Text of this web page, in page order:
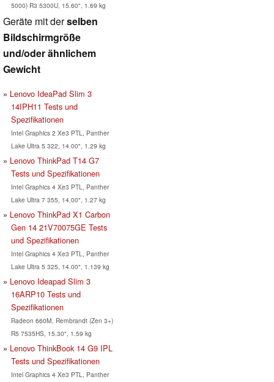
5000) R3 5300U, 15.60", 1.69 kg
Geräte mit derselben
Bildschirmgröße
und/oder ähnlichem
Gewicht
Lenovo IdeaPad Slim 3
14IPH11 Tests und
Spezifikationen
Intel Graphics 2 Xe3 PTL, Panther
Lake Ultra 5 322, 14.00", 1.29 kg
Lenovo ThinkPad T14 G7
Tests und Spezifikationen
Intel Graphics 4 Xe3 PTL, Panther
Lake Ultra 7 355, 14.00", 1.27 kg
Lenovo ThinkPad X1 Carbon
Gen 14 21V70075GE Tests
und Spezifikationen
Intel Graphics 4 Xe3 PTL, Panther
Lake Ultra 5 325, 14.00", 1.139 kg
Lenovo Ideapad Slim 3
16ARP10 Tests und
Spezifikationen
Radeon 660M, Rembrandt (Zen 3+)
R5 7535HS, 15.30", 1.59 kg
Lenovo ThinkBook 14 G9 IPL
Tests und Spezifikationen
Intel Graphics 4 Xe3 PTL, Panther